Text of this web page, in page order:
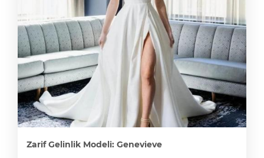
Zarif Gelinlik Modeli: Genevieve